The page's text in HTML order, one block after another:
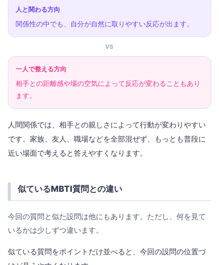
人と関わる方向
関係性の中でも、自分が自然に取りやすい反応が出ます。
VS
一人で整える方向
相手との距離感や場の空気によって反応が変わることもあり
ます。
人間関係では、相手との親しさによって行動が変わりやすい
です。家族、友人、職場などを全部混ぜず、もっとも普段に
近い場面で考えると答えやすくなります。
似ているMBTI質問との違い
今回の質問と似た設問は他にもあります。ただし、何を見て
いるかは少しずつ違います。
似ている質問をポイントだけ並べると、今回の設問の位置づ